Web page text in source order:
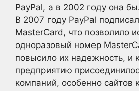
PayPal, а в 2002 году она
В 2007 году PayPal
MasterCard, что позволило
одноразовый номер
повысило их надежность, и
предприятию
компаний, особенно сайтов